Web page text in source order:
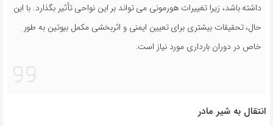
داشته باشد، زیرا تغییرات هورمونی می تواند بر این نواحی تأثیر بگذارد. با این
حال، تحقیقات بیشتری برای تعیین ایمنی و اثربخشی مکمل بیوتین به طور
خاص در دوران بارداری مورد نیاز است.
انتقال به شیر مادر